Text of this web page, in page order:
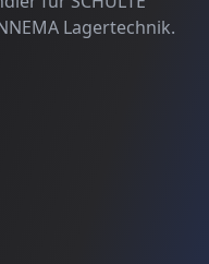
Lagertechnik.